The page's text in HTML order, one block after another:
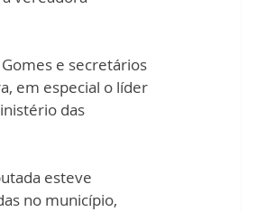
e secretários
em especial o líder
das
esteve
no município,